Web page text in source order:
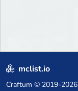
mclist.io
Craftum © 2019-2026